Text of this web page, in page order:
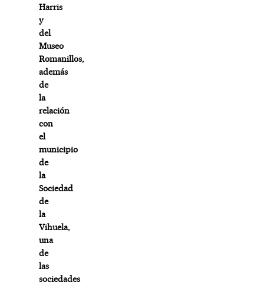
Harris
y
del
Museo
Romanillos,
además
de
la
relación
con
el
municipio
de
la
Sociedad
de
la
Vihuela,
una
de
las
sociedades